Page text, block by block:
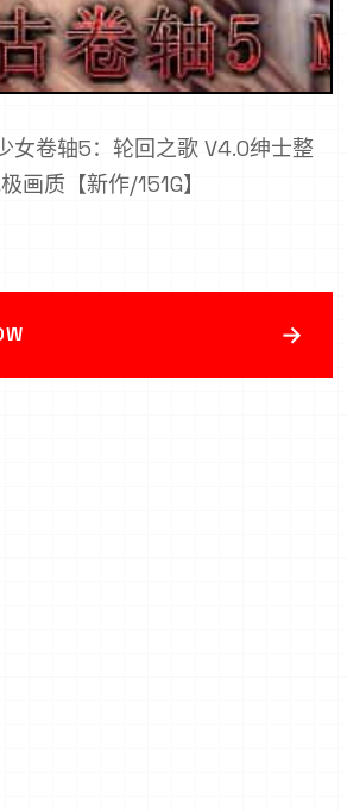
女卷轴5：轮回之歌 V4.0绅士整
质【新作/151G】
→